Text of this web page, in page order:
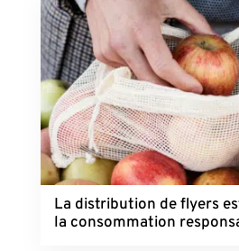
La distribution de flyers
la consommation